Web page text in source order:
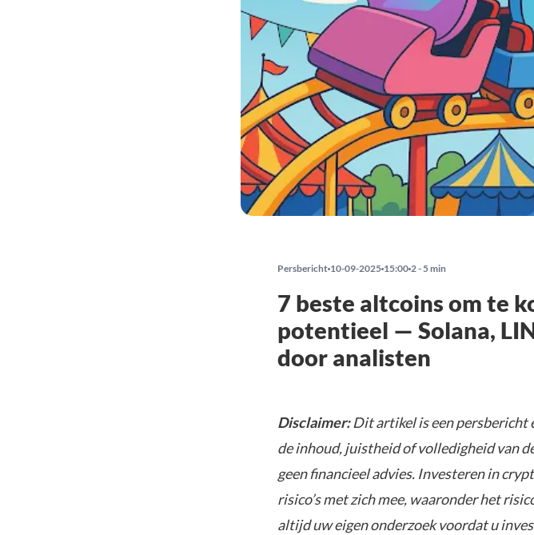
Persbericht 10-09-2025 15:00 2 - 5 min
7 beste altcoins om te
potentieel — Solana,
door analisten
Disclaimer:Dit artikel is een
de inhoud, juistheid of volledigheid van
geen financieel advies. Investeren in
risico’s met zich mee, waaronder het
altijd uw eigen onderzoek voordat u